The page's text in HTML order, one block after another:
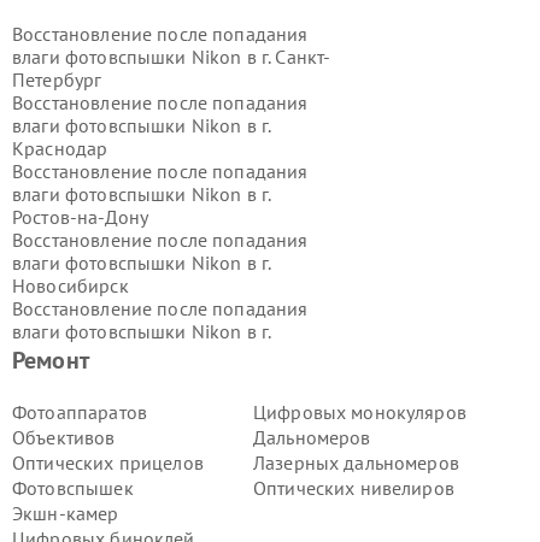
Ремонт
Фотоаппаратов
Объективов
Оптических прицелов
Фотовспышек
Экшн-камер
Цифровых монокуляров
Дальномеров
Лазерных дальномеров
Оптических нивелиров
Восстановление после попадания
влаги фотовспышки Nikon в г. Санкт-
Петербург
Восстановление после попадания
влаги фотовспышки Nikon в г.
Краснодар
Восстановление после попадания
влаги фотовспышки Nikon в г.
Ростов-на-Дону
Восстановление после попадания
влаги фотовспышки Nikon в г.
Новосибирск
Восстановление после попадания
влаги фотовспышки Nikon в г.
Екатеринбург
влаги фотовспышки Nikon в г.
Казань
Восстановление после попадания
влаги фотовспышки Nikon в г.
Воронеж
Восстановление после попадания
влаги фотовспышки Nikon в г.
Волгоград